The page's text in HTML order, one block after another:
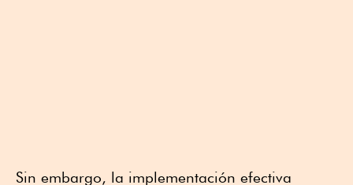
Sin embargo, la implementación efectiva